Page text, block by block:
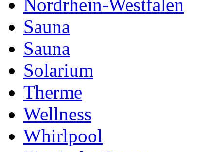
Nordrhein-Westfalen
Sauna
Sauna
Solarium
Therme
Wellness
Whirlpool